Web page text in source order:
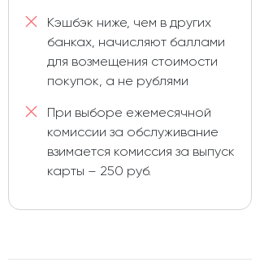
Кэшбэк ниже, чем в других
банках, начисляют баллами
для возмещения стоимости
покупок, а не рублями
При выборе ежемесячной
комиссии за обслуживание
взимается комиссия за выпуск
карты – 250 руб.